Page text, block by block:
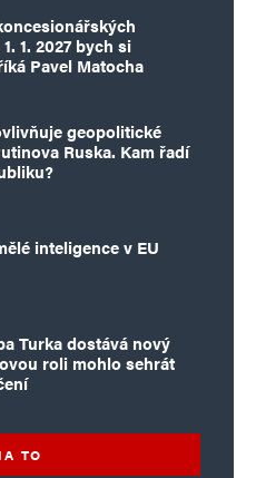
1. 2027 bych si
Pavel Matocha
geopolitické
Ruska. Kam řadí
inteligence v EU
Turka dostává nový
roli mohlo sehrát
TO